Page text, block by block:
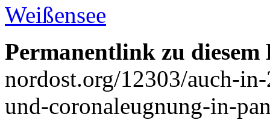
Weißensee
Permanentlink zu
nordost.org/12303/auch-
und-coronaleugnung-in-